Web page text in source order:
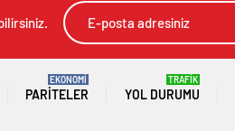
PARITELER
EKONOMİ
YOL DURUMU
TRAFİK